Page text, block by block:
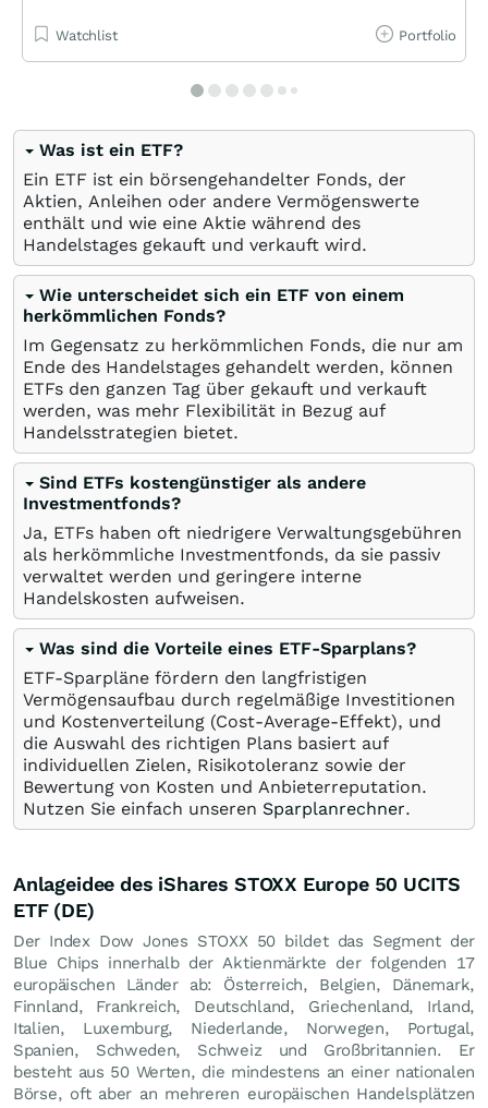
Watchlist Portfolio
Was ist ein ETF?
Ein ETF ist ein börsengehandelter Fonds, der
Aktien, Anleihen oder andere Vermögenswerte
enthält und wie eine Aktie während des
Handelstages gekauft und verkauft wird.
Wie unterscheidet sich ein ETF von einem
herkömmlichen Fonds?
Im Gegensatz zu herkömmlichen Fonds, die nur am
Ende des Handelstages gehandelt werden, können
ETFs den ganzen Tag über gekauft und verkauft
werden, was mehr Flexibilität in Bezug auf
Handelsstrategien bietet.
Sind ETFs kostengünstiger als andere
Investmentfonds?
Ja, ETFs haben oft niedrigere Verwaltungsgebühren
als herkömmliche Investmentfonds, da sie passiv
verwaltet werden und geringere interne
Handelskosten aufweisen.
Was sind die Vorteile eines ETF-Sparplans?
ETF-Sparpläne fördern den langfristigen
Vermögensaufbau durch regelmäßige Investitionen
und Kostenverteilung (Cost-Average-Effekt), und
die Auswahl des richtigen Plans basiert auf
individuellen Zielen, Risikotoleranz sowie der
Bewertung von Kosten und Anbieterreputation.
Nutzen Sie einfach unseren Sparplanrechner.
Anlageidee des iShares STOXX Europe 50 UCITS
ETF (DE)
Der Index Dow Jones STOXX 50 bildet das Segment der
Blue Chips innerhalb der Aktienmärkte der folgenden 17
europäischen Länder ab: Österreich, Belgien, Dänemark,
Finnland, Frankreich, Deutschland, Griechenland, Irland,
Italien, Luxemburg, Niederlande, Norwegen, Portugal,
Spanien, Schweden, Schweiz und Großbritannien. Er
besteht aus 50 Werten, die mindestens an einer nationalen
Börse, oft aber an mehreren europäischen Handelsplätzen